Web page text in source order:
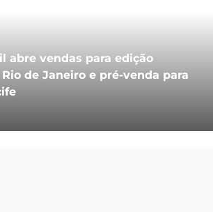
abre vendas para edição
de Janeiro e pré-venda para